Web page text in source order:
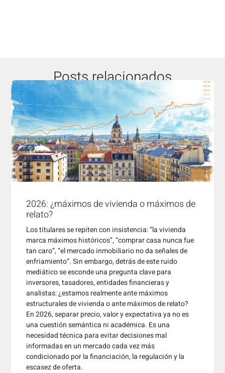
Posts relacionados
2026: ¿máximos de vivienda o máximos de
relato?
Los titulares se repiten con insistencia: “la vivienda
marca máximos históricos”, “comprar casa nunca fue
tan caro”, “el mercado inmobiliario no da señales de
enfriamiento”. Sin embargo, detrás de este ruido
mediático se esconde una pregunta clave para
inversores, tasadores, entidades financieras y
analistas: ¿estamos realmente ante máximos
estructurales de vivienda o ante máximos de relato?
En 2026, separar precio, valor y expectativa ya no es
una cuestión semántica ni académica. Es una
necesidad técnica para evitar decisiones mal
informadas en un mercado cada vez más
condicionado por la financiación, la regulación y la
escasez de oferta.